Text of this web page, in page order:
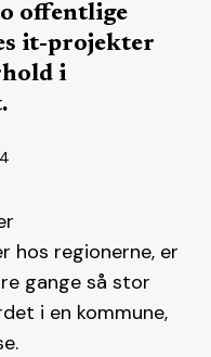
offentlige
it-projekter
i
hos regionerne, er
gange så stor
i en kommune,